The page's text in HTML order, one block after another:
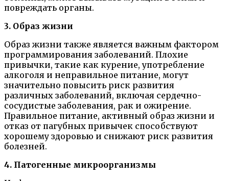
повреждать органы.
3. Образ жизни
Образ жизни также является важным фактором
программирования заболеваний. Плохие
привычки, такие как курение, употребление
алкоголя и неправильное питание, могут
значительно повысить риск развития
различных заболеваний, включая сердечно-
сосудистые заболевания, рак и ожирение.
Правильное питание, активный образ жизни и
отказ от пагубных привычек способствуют
хорошему здоровью и снижают риск развития
болезней.
4. Патогенные микроорганизмы